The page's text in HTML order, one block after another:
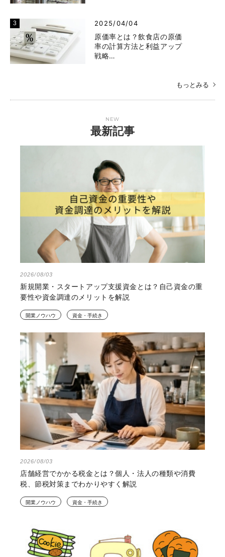
2025/04/04
原価率とは？飲食店の原価
率の計算方法と利益アップ
戦略…
もっとみる
NEW
最新記事
2026/08/03
新規開業・スタートアップ支援資金とは？自己資金の重
要性や資金調達のメリットを解説
開業ノウハウ 資金・手続き
2026/08/03
店舗経営でかかる税金とは？個人・法人の種類や消費
税、節税対策までわかりやすく解説
開業ノウハウ 資金・手続き